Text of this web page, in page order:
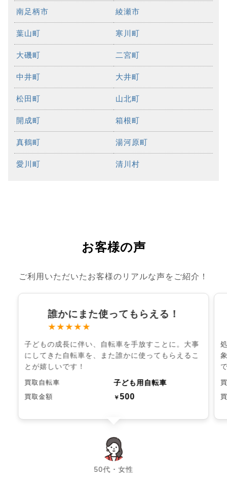
南足柄市 綾瀬市
葉山町 寒川町
大磯町 二宮町
中井町 大井町
松田町 山北町
開成町 箱根町
真鶴町 湯河原町
愛川町 清川村
お客様の声
ご利用いただいたお客様のリアルな声をご紹介！
誰かにまた使ってもらえる！
★★★★★
子どもの成長に伴い、自転車を手放すことに。大事
にしてきた自転車を、また誰かに使ってもらえるこ
とが嬉しいです！
買取自転車 子ども用自転車
買取金額 ￥500
50代・女性
chevron_left chevron_right